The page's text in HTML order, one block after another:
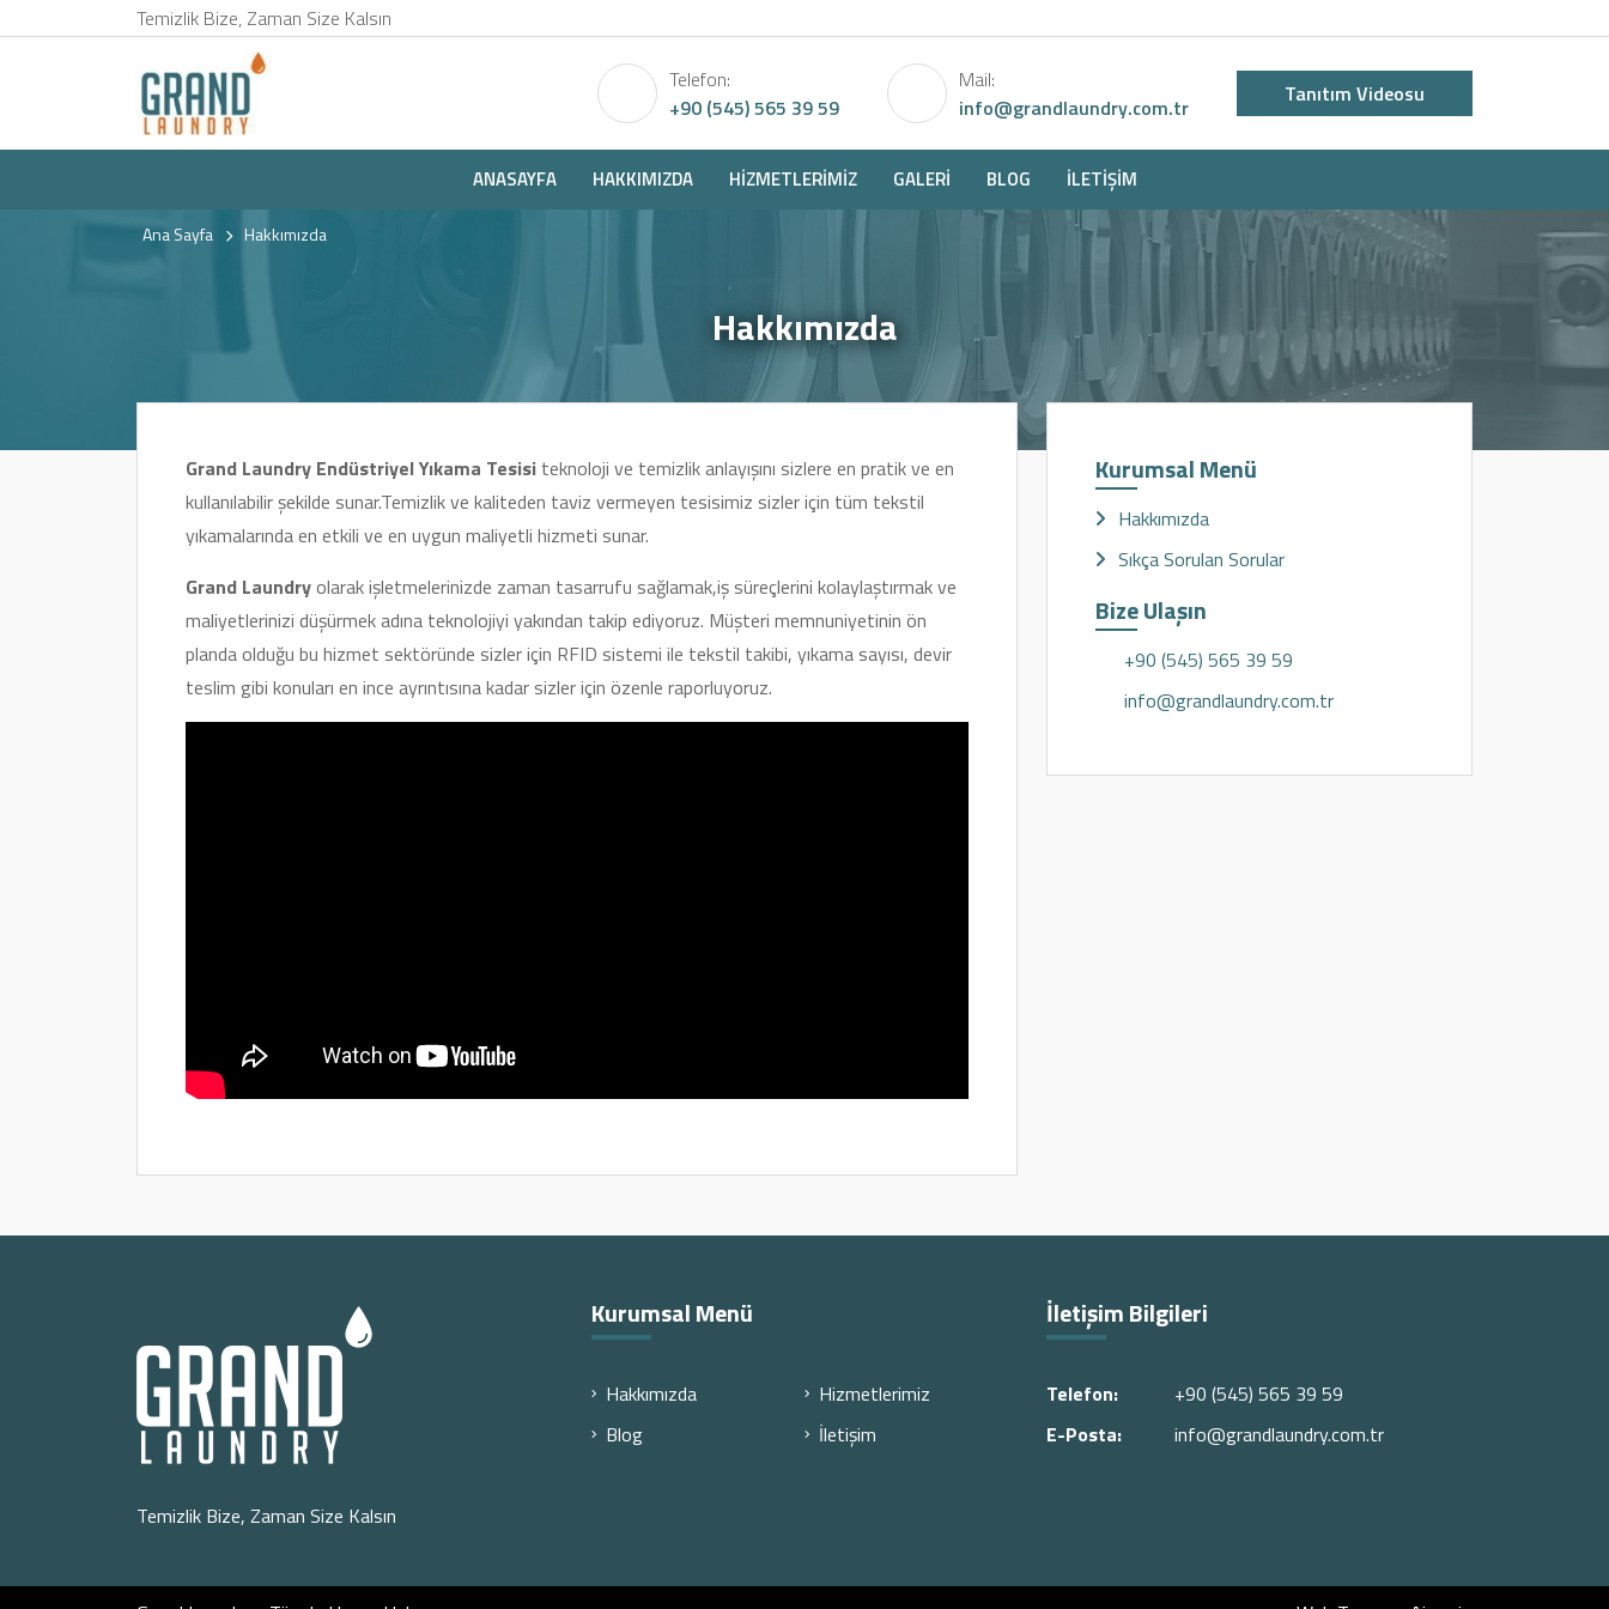
Temizlik Bize, Zaman Size Kalsın
Telefon:
+90 (545) 565 39 59
Mail:
info@grandlaundry.com.tr
Tanıtım Videosu
ANASAYFA HAKKIMIZDA HIZMETLERIMIZ GALERI BLOG İLETIŞIM
Hakkımızda
Ana Sayfa Hakkımızda
Grand Laundry Endüstriyel Yıkama Tesisi teknoloji ve temizlik anlayışını sizlere en pratik ve en
kullanılabilir şekilde sunar.Temizlik ve kaliteden taviz vermeyen tesisimiz sizler için tüm tekstil
yıkamalarında en etkili ve en uygun maliyetli hizmeti sunar.
Grand Laundryolarak işletmelerinizde zaman tasarrufu sağlamak,iş süreçlerini kolaylaştırmak ve
maliyetlerinizi düşürmek adına teknolojiyi yakından takip ediyoruz. Müşteri memnuniyetinin ön
planda olduğu bu hizmet sektöründe sizler için RFID sistemi ile tekstil takibi, yıkama sayısı, devir
teslim gibi konuları en ince ayrıntısına kadar sizler için özenle raporluyoruz.
Kurumsal Menü
Hakkımızda
Sıkça Sorulan Sorular
Bize Ulaşın
+90 (545) 565 39 59
info@grandlaundry.com.tr
Temizlik Bize, Zaman Size Kalsın
Kurumsal Menü
Hakkımızda
Hizmetlerimiz
Blog
İletişim
İletişim Bilgileri
Telefon:
+90 (545) 565 39 59
E-Posta:
info@grandlaundry.com.tr